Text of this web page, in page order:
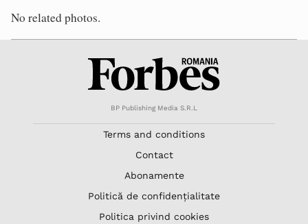
No related photos.
BP Publishing Media S.R.L
Terms and conditions
Contact
Abonamente
Politică de confidențialitate
Politica privind cookies